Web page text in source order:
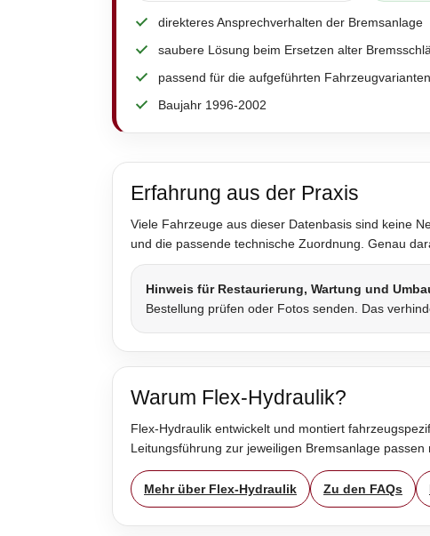
direkteres Ansprechverhalten der Bremsanlage
saubere Lösung beim Ersetzen alter
passend für die aufgeführten Fahrzeugvarianten
Baujahr 1996-2002
Erfahrung aus der Praxis
Viele Fahrzeuge aus dieser Datenbasis sind keine
und die passende technische Zuordnung. Genau
Hinweis für Restaurierung, Wartung und
Bestellung prüfen oder Fotos senden. Das
Warum Flex-Hydraulik?
Flex-Hydraulik entwickelt und montiert
Leitungsführung zur jeweiligen Bremsanlage passen
Mehr über Flex-Hydraulik Zu den FAQs